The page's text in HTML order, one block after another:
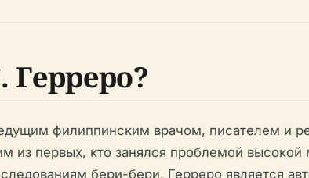
Герреро?
филиппинским врачом, писателем и
из первых, кто занялся проблемой
бери-бери. Герреро является